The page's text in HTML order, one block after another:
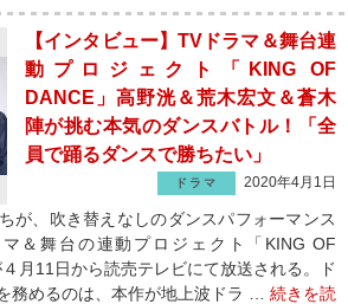
【インタビュー】TVドラマ＆舞台連
動プロジェクト「KING OF
DANCE」高野洸＆荒木宏文＆蒼木
陣が挑む本気のダンスバトル！「全
員で踊るダンスで勝ちたい」
ドラマ 2020年4月1日
が、吹き替えなしのダンスパフォーマンス
＆舞台の連動プロジェクト「KING OF
月11日から読売テレビにて放送される。ド
務めるのは、本作が地上波ドラ … 続きを読